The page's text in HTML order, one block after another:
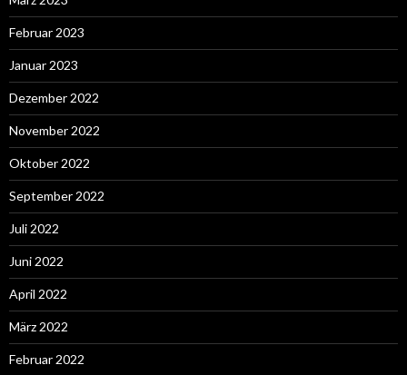
Februar 2023
Januar 2023
Dezember 2022
November 2022
Oktober 2022
September 2022
Juli 2022
Juni 2022
April 2022
März 2022
Februar 2022